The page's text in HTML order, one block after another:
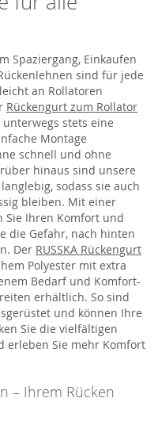
Spaziergang, Einkaufen
sind für jede
an Rollatoren
Rückengurt zum Rollator
stets eine
Montage
schnell und ohne
hinaus sind unsere
sodass sie auch
bleiben. Mit einer
Sie Ihren Komfort und
die Gefahr, nach hinten
Der RUSSKA Rückengurt
Polyester mit extra
Bedarf und Komfort-
erhältlich. So sind
und können Ihre
Sie die vielfältigen
erleben Sie mehr Komfort
– Ihrem Rücken